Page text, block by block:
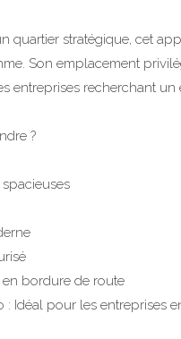
quartier stratégique, cet
Son emplacement
entreprises recherchant un
?
en bordure de route
: Idéal pour les entreprises